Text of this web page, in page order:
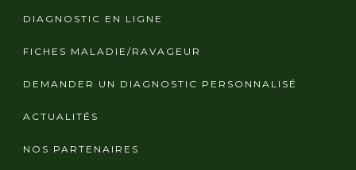
DIAGNOSTIC EN LIGNE
FICHES MALADIE/RAVAGEUR
DEMANDER UN DIAGNOSTIC PERSONNALISÉ
ACTUALITÉS
NOS PARTENAIRES